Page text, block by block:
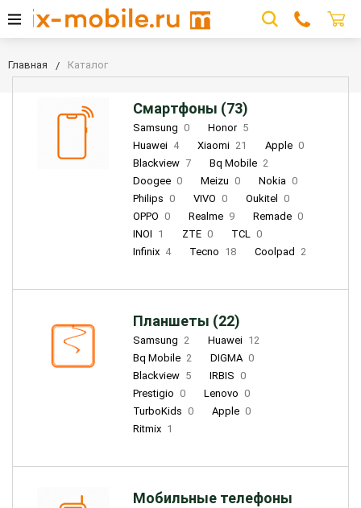
Главная Каталог
Смартфоны (73)
Samsung 0 Honor 5
Huawei 4 Xiaomi 21 Apple 0
Blackview 7 Bq Mobile 2
Doogee 0 Meizu 0 Nokia 0
Philips 0 VIVO 0 Oukitel
0
OPPO 0 Realme 9 Remade 0
INOI 1 ZTE 0 TCL 0
Infinix 4 Tecno 18 Coolpad 2
Планшеты (22)
Samsung 2 Huawei 12
Bq Mobile 2 DIGMA 0
Blackview 5 IRBIS 0
Prestigio 0 Lenovo 0
TurboKids 0 Apple 0
Ritmix 1
Мобильные телефоны